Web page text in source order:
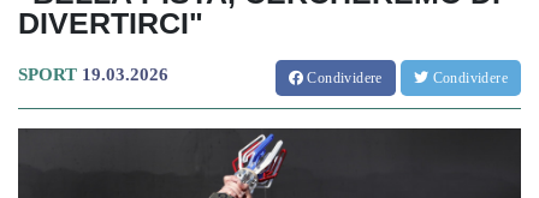
DIVERTIRCI"
SPORT 19.03.2026 Condividere Condividere